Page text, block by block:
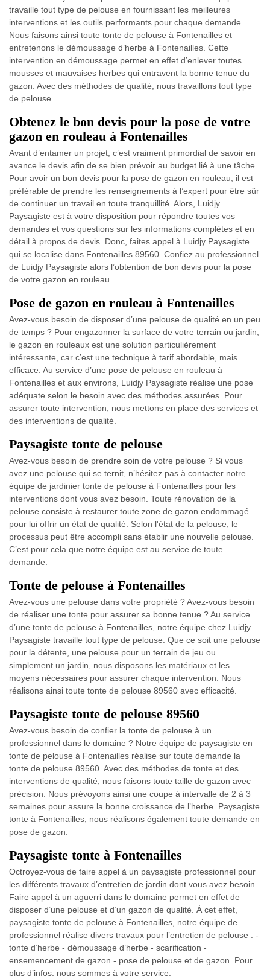
travaille tout type de pelouse en fournissant les meilleures
interventions et les outils performants pour chaque demande.
Nous faisons ainsi toute tonte de pelouse à Fontenailles et
entretenons le démoussage d’herbe à Fontenailles. Cette
intervention en démoussage permet en effet d’enlever toutes
mousses et mauvaises herbes qui entravent la bonne tenue du
gazon. Avec des méthodes de qualité, nous travaillons tout type
de pelouse.
Obtenez le bon devis pour la pose de votre
gazon en rouleau à Fontenailles
Avant d’entamer un projet, c’est vraiment primordial de savoir en
avance le devis afin de se bien prévoir au budget lié à une tâche.
Pour avoir un bon devis pour la pose de gazon en rouleau, il est
préférable de prendre les renseignements à l’expert pour être sûr
de continuer un travail en toute tranquillité. Alors, Luidjy
Paysagiste est à votre disposition pour répondre toutes vos
demandes et vos questions sur les informations complètes et en
détail à propos de devis. Donc, faites appel à Luidjy Paysagiste
qui se localise dans Fontenailles 89560. Confiez au professionnel
de Luidjy Paysagiste alors l’obtention de bon devis pour la pose
de votre gazon en rouleau.
Pose de gazon en rouleau à Fontenailles
Avez-vous besoin de disposer d’une pelouse de qualité en un peu
de temps ? Pour engazonner la surface de votre terrain ou jardin,
le gazon en rouleaux est une solution particulièrement
intéressante, car c’est une technique à tarif abordable, mais
efficace. Au service d’une pose de pelouse en rouleau à
Fontenailles et aux environs, Luidjy Paysagiste réalise une pose
adéquate selon le besoin avec des méthodes assurées. Pour
assurer toute intervention, nous mettons en place des services et
des interventions de qualité.
Paysagiste tonte de pelouse
Avez-vous besoin de prendre soin de votre pelouse ? Si vous
avez une pelouse qui se ternit, n’hésitez pas à contacter notre
équipe de jardinier tonte de pelouse à Fontenailles pour les
interventions dont vous avez besoin. Toute rénovation de la
pelouse consiste à restaurer toute zone de gazon endommagé
pour lui offrir un état de qualité. Selon l'état de la pelouse, le
processus peut être accompli sans établir une nouvelle pelouse.
C’est pour cela que notre équipe est au service de toute
demande.
Tonte de pelouse à Fontenailles
Avez-vous une pelouse dans votre propriété ? Avez-vous besoin
de réaliser une tonte pour assurer sa bonne tenue ? Au service
d’une tonte de pelouse à Fontenailles, notre équipe chez Luidjy
Paysagiste travaille tout type de pelouse. Que ce soit une pelouse
pour la détente, une pelouse pour un terrain de jeu ou
simplement un jardin, nous disposons les matériaux et les
moyens nécessaires pour assurer chaque intervention. Nous
réalisons ainsi toute tonte de pelouse 89560 avec efficacité.
Paysagiste tonte de pelouse 89560
Avez-vous besoin de confier la tonte de pelouse à un
professionnel dans le domaine ? Notre équipe de paysagiste en
tonte de pelouse à Fontenailles réalise sur toute demande la
tonte de pelouse 89560. Avec des méthodes de tonte et des
interventions de qualité, nous faisons toute taille de gazon avec
précision. Nous prévoyons ainsi une coupe à intervalle de 2 à 3
semaines pour assure la bonne croissance de l’herbe. Paysagiste
tonte à Fontenailles, nous réalisons également toute demande en
pose de gazon.
Paysagiste tonte à Fontenailles
Octroyez-vous de faire appel à un paysagiste professionnel pour
les différents travaux d’entretien de jardin dont vous avez besoin.
Faire appel à un aguerri dans le domaine permet en effet de
disposer d’une pelouse et d’un gazon de qualité. À cet effet,
paysagiste tonte de pelouse à Fontenailles, notre équipe de
professionnel réalise divers travaux pour l’entretien de pelouse : -
tonte d’herbe - démoussage d’herbe - scarification -
ensemencement de gazon - pose de pelouse et de gazon. Pour
plus d’infos, nous sommes à votre service.